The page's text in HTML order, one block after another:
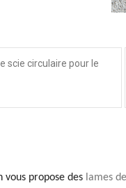
scie circulaire pour le
vous propose des lames